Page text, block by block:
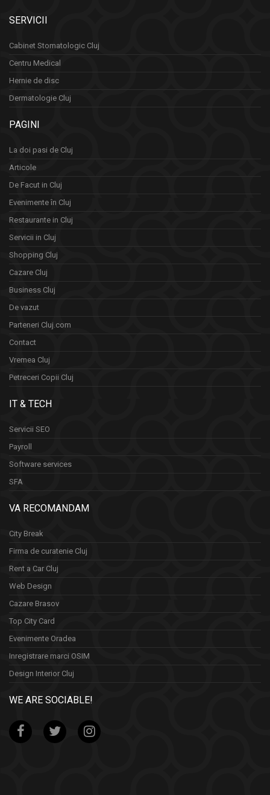
SERVICII
Cabinet Stomatologic Cluj
Centru Medical
Hernie de disc
Dermatologie Cluj
PAGINI
La doi pasi de Cluj
Articole
De Facut in Cluj
Evenimente în Cluj
Restaurante in Cluj
Servicii in Cluj
Shopping Cluj
Cazare Cluj
Business Cluj
De vazut
Parteneri Cluj.com
Contact
Vremea Cluj
Petreceri Copii Cluj
IT & TECH
Servicii SEO
Payroll
Software services
SFA
VA RECOMANDAM
City Break
Firma de curatenie Cluj
Rent a Car Cluj
Web Design
Cazare Brasov
Top City Card
Evenimente Oradea
Inregistrare marci OSIM
Design Interior Cluj
WE ARE SOCIABLE!